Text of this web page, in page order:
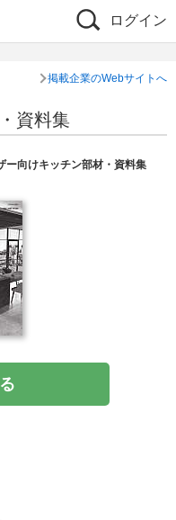
ログイン
掲載企業のWebサイトへ
資料集
ー向けキッチン部材・資料集